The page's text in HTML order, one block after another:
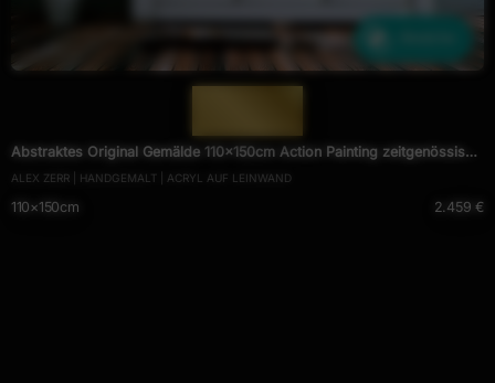
Abstraktes Original Gemälde 110x150cm Action Painting zeitgenössisch
handgemalt Mischtechnik schwarz rot braun Einzelstück
ALEX ZERR | HANDGEMALT | ACRYL AUF LEINWAND
110×150cm 2.459 €